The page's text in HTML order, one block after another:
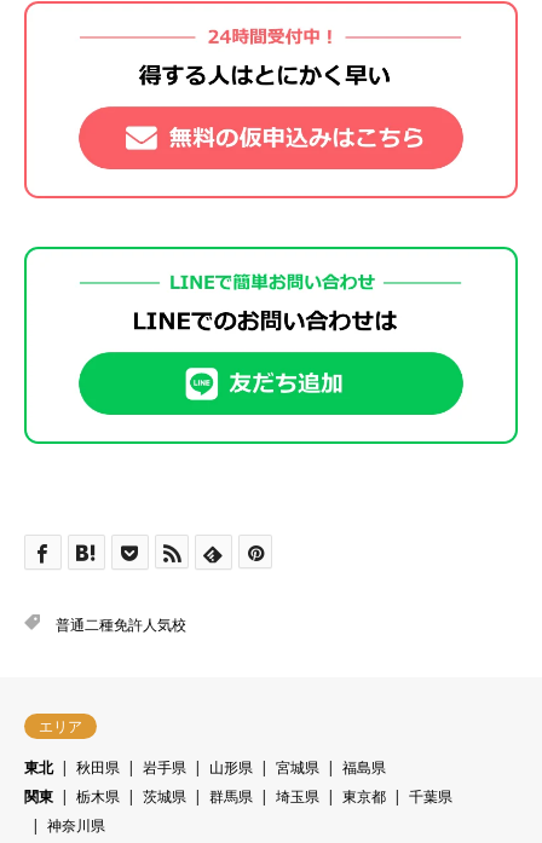
普通二種免許人気校
エリア
東北
秋田県 岩手県 山形県 宮城県
福島県
関東
栃木県 茨城県 群馬県 埼玉県 東京都
千葉県
神奈川県